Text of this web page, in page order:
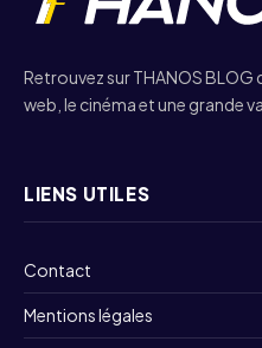
Retrouvez sur THANOS BLOG
web, le cinéma et une grande
LIENS UTILES
Contact
Mentions légales